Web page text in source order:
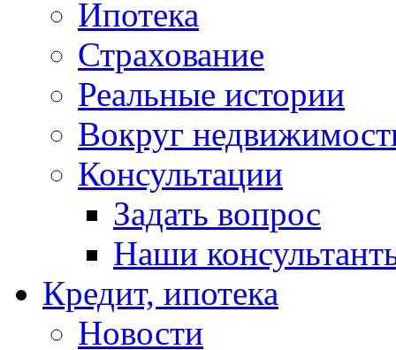
Ипотека
Страхование
Реальные истории
Вокруг
Консультации
Задать вопрос
Наши
Кредит, ипотека
Новости